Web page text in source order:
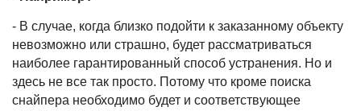
- В случае, когда близко подойти к заказанному объекту
невозможно или страшно, будет рассматриваться
наиболее гарантированный способ устранения. Но и
здесь не все так просто. Потому что кроме поиска
снайпера необходимо будет и соответствующее